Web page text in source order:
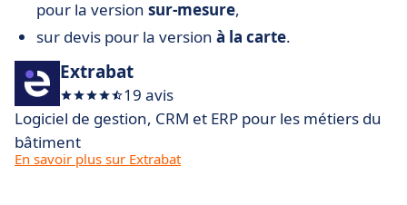
pour la version sur-mesure,
sur devis pour la version à la carte.
Extrabat
19 avis
Logiciel de gestion, CRM et ERP pour les métiers du
bâtiment
En savoir plus sur Extrabat